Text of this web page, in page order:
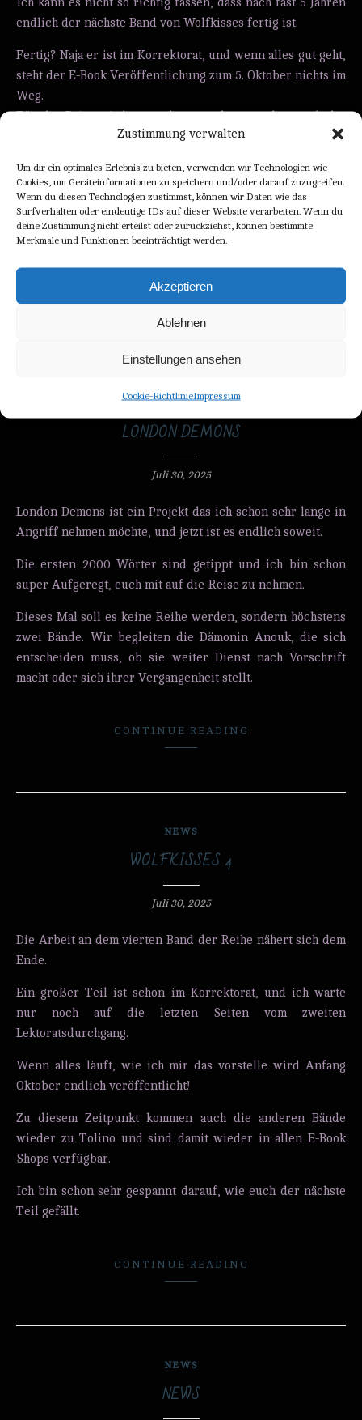
Zustimmung verwalten
Um dir ein optimales Erlebnis zu bieten, verwenden wir Technologien wie
Cookies, um Geräteinformationen zu speichern und/oder darauf zuzugreifen.
Wenn du diesen Technologien zustimmst, können wir Daten wie das
Surfverhalten oder eindeutige IDs auf dieser Website verarbeiten. Wenn du
deine Zustimmung nicht erteilst oder zurückziehst, können bestimmte
Merkmale und Funktionen beeinträchtigt werden.
Akzeptieren
Ablehnen
Einstellungen ansehen
Cookie-RichtlinieImpressum
Ich kann es nicht so richtig fassen, dass nach fast 5 Jahren
endlich der nächste Band von Wolfkisses fertig ist.
Fertig? Naja er ist im Korrektorat, und wenn alles gut geht,
steht der E-Book Veröffentlichung zum 5. Oktober nichts im
Weg.
Für das Print wird es noch etwas dauern, aber auch das
sollte bis ende November fertig sein.
Bis dahin sind auch die Neuauflagen der drei vorherigen
Bänder nicht nur fertig, sondern auch im Webshop
erhältlich.
Es gibt noch mehr Neuigkeiten, aber die erfahrt ihr, wenn
diese Veröffentlichung vorbei ist.
CONTINUE READING
NEWS
LONDON DEMONS
Juli 30, 2025
London Demons ist ein Projekt das ich schon sehr lange in
Angriff nehmen möchte, und jetzt ist es endlich soweit.
Die ersten 2000 Wörter sind getippt und ich bin schon
super Aufgeregt, euch mit auf die Reise zu nehmen.
Dieses Mal soll es keine Reihe werden, sondern höchstens
zwei Bände. Wir begleiten die Dämonin Anouk, die sich
entscheiden muss, ob sie weiter Dienst nach Vorschrift
macht oder sich ihrer Vergangenheit stellt.
CONTINUE READING
NEWS
WOLFKISSES 4
Juli 30, 2025
Die Arbeit an dem vierten Band der Reihe nähert sich dem
Ende.
Ein großer Teil ist schon im Korrektorat, und ich warte
nur noch auf die letzten Seiten vom zweiten
Lektoratsdurchgang.
Wenn alles läuft, wie ich mir das vorstelle wird Anfang
Oktober endlich veröffentlicht!
Zu diesem Zeitpunkt kommen auch die anderen Bände
wieder zu Tolino und sind damit wieder in allen E-Book
Shops verfügbar.
Ich bin schon sehr gespannt darauf, wie euch der nächste
Teil gefällt.
CONTINUE READING
NEWS
NEWS